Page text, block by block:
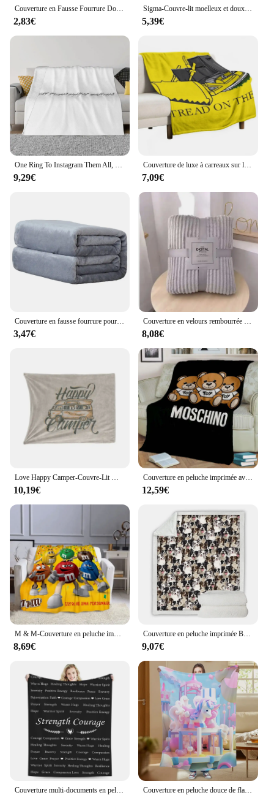
Couverture en Fausse Fourrure Douce et Chaude pour Lit, Couvre-Lit en Peluche et Laine pour Décoration de Maison
2,83€
Sigma-Couvre-lit moelleux et doux, sur le mur, Whos The Skibidiest of Them, Queen Bed, Kawaii
5,39€
One Ring To Instagram Them All, une couverture ultra-douce, Micro Smile
9,29€
Couverture de luxe à carreaux sur le canapé, Marvin Heemeyer, bande de roulement sur eux, Killdozer, St Furrile
7,09€
3,47€ 8,08€
10,19€
Couverture en peluche imprimée avec logo M-Moschino, dessin animé mignon, canapé-lit d'hôtel, cadeau de bureau portable chaud, voyage de pique-nique
12,59€
8,69€
Couverture en peluche imprimée Border Collie Dogs, couverture Sherpa super douce pour canapé-lit, 75x100cm, 130x150cm, 150x200cm
9,07€
Couverture en peluche douce de flanelle de licorne d'anime, couverture de salon climatisée, couverture de canapé d'étudiant, couverture de chambre à coucher d'enfants